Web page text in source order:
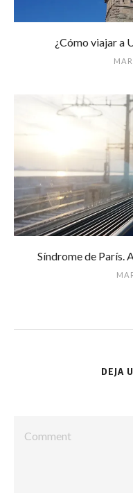
¿Cómo viajar a
Síndrome de París.
DEJA